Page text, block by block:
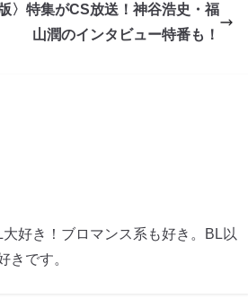
〉特集がCS放送！神谷浩史・福
山潤のインタビュー特番も！
好き！ブロマンス系も好き。BL以
きです。